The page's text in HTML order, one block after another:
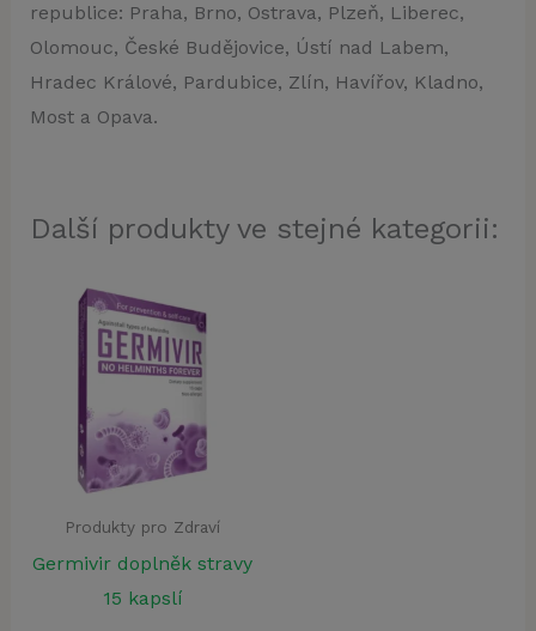
republice: Praha, Brno, Ostrava, Plzeň, Liberec,
Olomouc, České Budějovice, Ústí nad Labem,
Hradec Králové, Pardubice, Zlín, Havířov, Kladno,
Most a Opava.
Další produkty ve stejné kategorii:
Produkty pro Zdraví
Germivir doplněk stravy
15 kapslí